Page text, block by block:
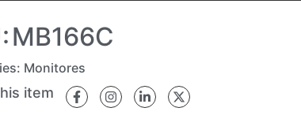
MB166C
Monitores
item